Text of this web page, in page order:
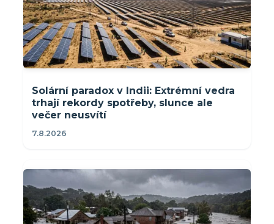
Solární paradox v Indii: Extrémní vedra
trhají rekordy spotřeby, slunce ale
večer neusvítí
7.8.2026